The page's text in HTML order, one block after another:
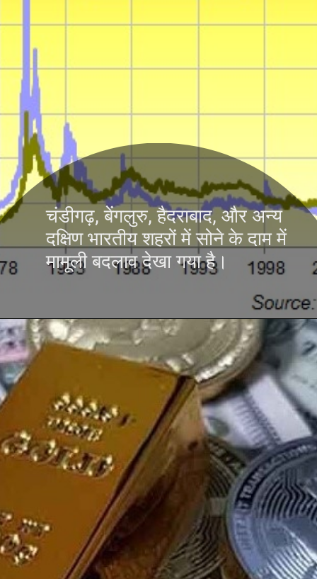
चंडीगढ़, बेंगलुरु, हैदराबाद, और अन्य
दक्षिण भारतीय शहरों में सोने के दाम में
मामूली बदलाव देखा गया है।